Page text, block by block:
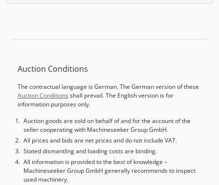
Auction Conditions
The contractual language is German. The German version of these
Auction Conditions shall prevail. The English version is for
information purposes only.
Auction goods are sold on behalf of and for the account of the
seller cooperating with Machineseeker Group GmbH.
All prices and bids are net prices and do not include VAT.
Stated dismantling and loading costs are binding.
All information is provided to the best of knowledge –
Machineseeker Group GmbH generally recommends to inspect
used machinery.